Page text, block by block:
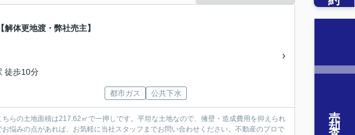
体更地渡・弊社売主】
徒歩10分
都市ガス 公共下水
らの土地面積は217.62㎡で一押しです。平坦な土地なので、擁壁・造成費用を抑えられ
悩みの点があれば、お気軽に当社スタッフまでお問い合わせください。不動産のプロで
売却査定